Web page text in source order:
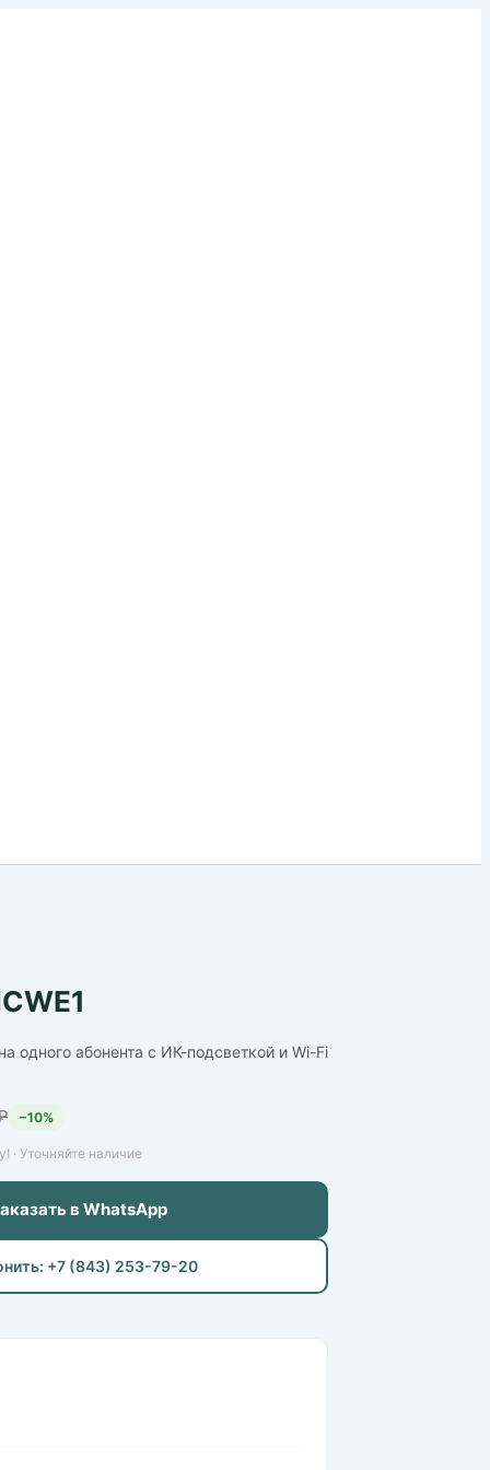
одного абонента с ИК-подсветкой и Wi-Fi
−10%
Уточняйте наличие
в WhatsApp
+7 (843) 253-79-20